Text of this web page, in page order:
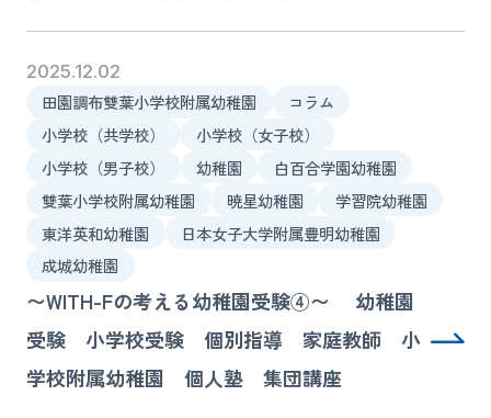
2025.12.02
田園調布雙葉小学校附属幼稚園
コラム
小学校（共学校）
小学校（女子校）
小学校（男子校）
幼稚園
白百合学園幼稚園
雙葉小学校附属幼稚園
暁星幼稚園
学習院幼稚園
東洋英和幼稚園
日本女子大学附属豊明幼稚園
成城幼稚園
〜WITH-Fの考える幼稚園受験④〜 幼稚園
受験 小学校受験 個別指導 家庭教師 小
学校附属幼稚園 個人塾 集団講座